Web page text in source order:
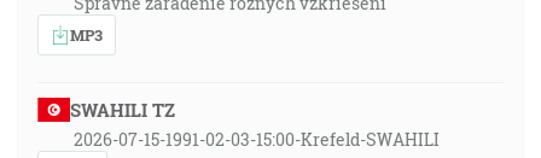
MP3
SWAHILI TZ
2026-07-15-1991-02-03-15:00-Krefeld-SWAHILI